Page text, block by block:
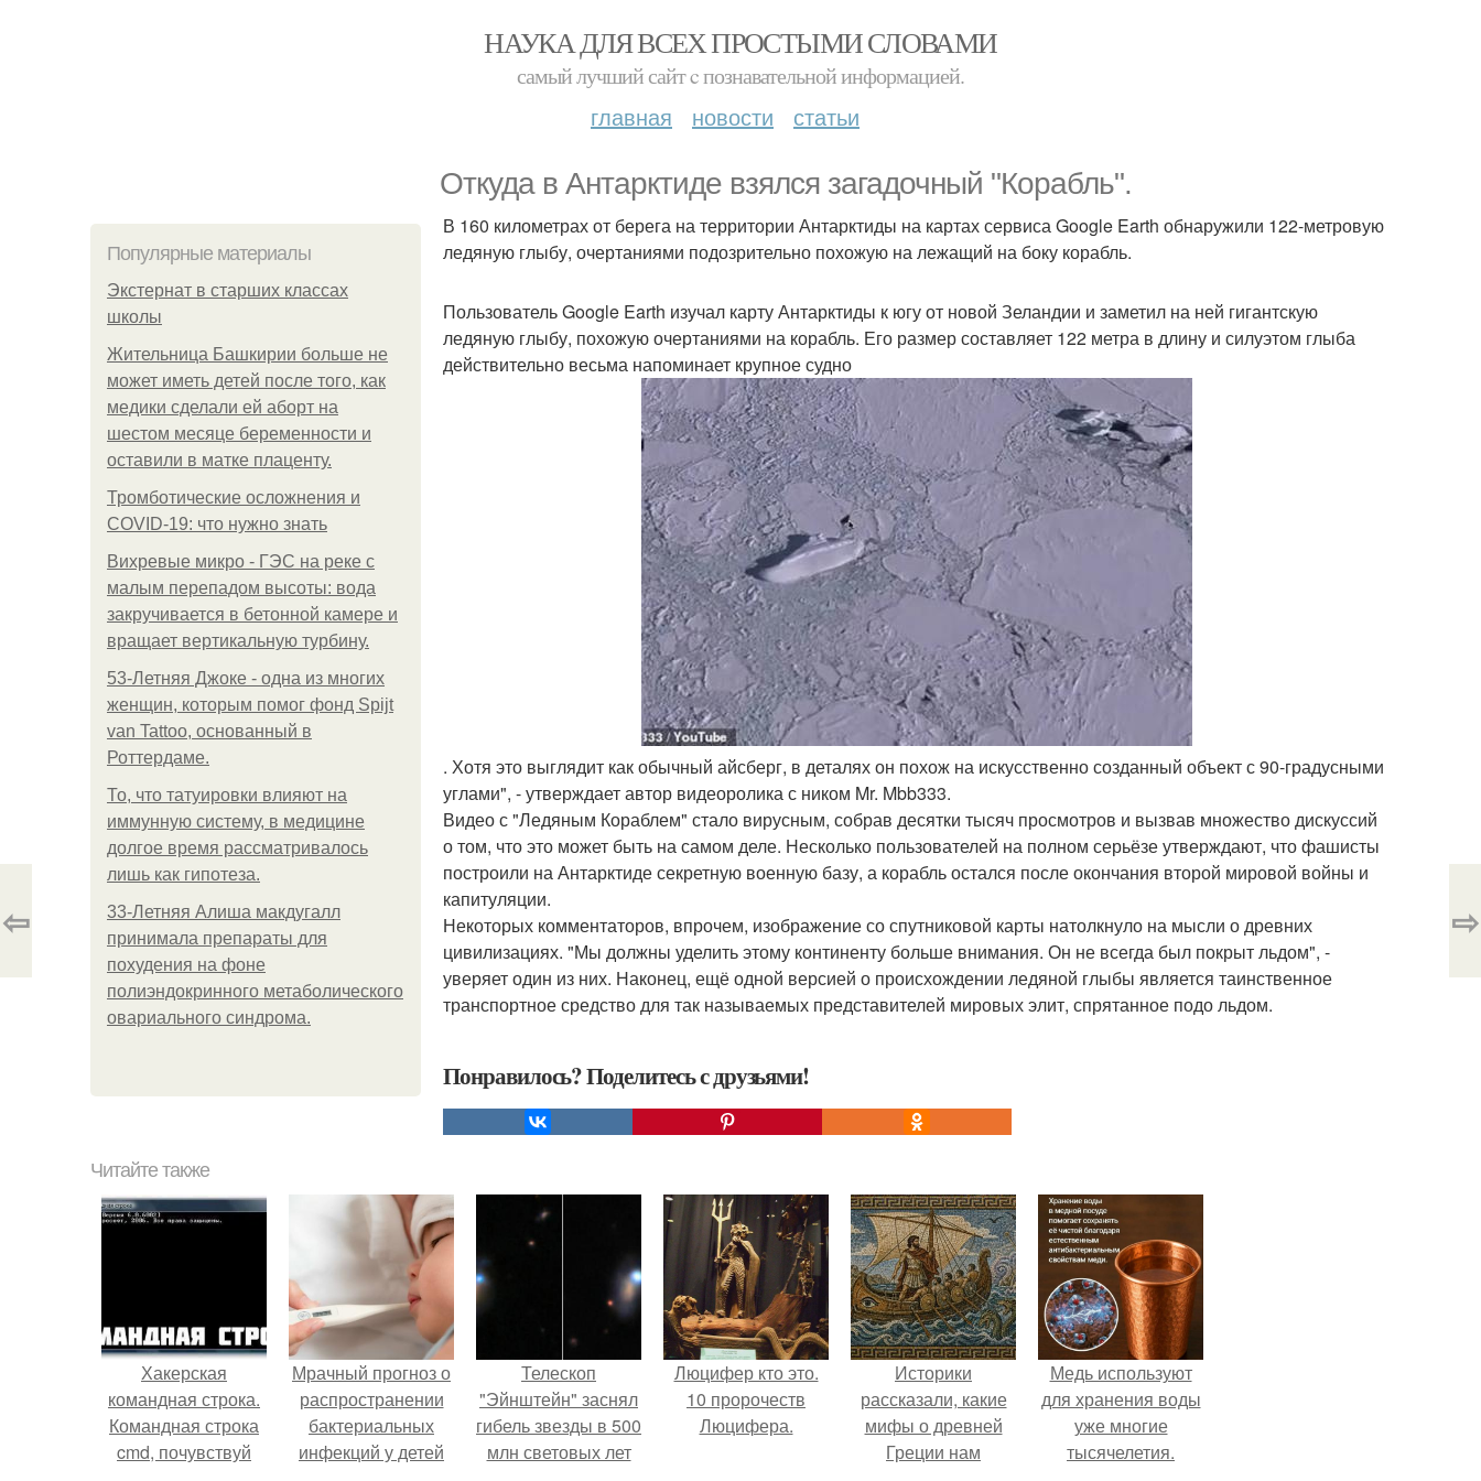
НАУКА ДЛЯ ВСЕХ ПРОСТЫМИ СЛОВАМИ
самый лучший сайт c познавательной информацией.
главная новости статьи
Откуда в Антарктиде взялся загадочный "Корабль".
Популярные материалы
Экстернат в старших классах
школы
Жительница Башкирии больше не
может иметь детей после того, как
медики сделали ей аборт на
шестом месяце беременности и
оставили в матке плаценту.
Тромботические осложнения и
COVID-19: что нужно знать
Вихревые микро - ГЭС на реке с
малым перепадом высоты: вода
закручивается в бетонной камере и
вращает вертикальную турбину.
53-Летняя Джоке - одна из многих
женщин, которым помог фонд Spijt
van Tattoo, основанный в
Роттердаме.
То, что татуировки влияют на
иммунную систему, в медицине
долгое время рассматривалось
лишь как гипотеза.
33-Летняя Алиша макдугалл
принимала препараты для
похудения на фоне
полиэндокринного метаболического
овариального синдрома.
В 160 километрах от берега на территории Антарктиды на картах сервиса Google Earth обнаружили 122-метровую
ледяную глыбу, очертаниями подозрительно похожую на лежащий на боку корабль.
Пользователь Google Earth изучал карту Антарктиды к югу от новой Зеландии и заметил на ней гигантскую
ледяную глыбу, похожую очертаниями на корабль. Его размер составляет 122 метра в длину и силуэтом глыба
действительно весьма напоминает крупное судно
. Хотя это выглядит как обычный айсберг, в деталях он похож на искусственно созданный объект с 90-градусными
углами", - утверждает автор видеоролика с ником Mr. Mbb333.
Видео с "Ледяным Кораблем" стало вирусным, собрав десятки тысяч просмотров и вызвав множество дискуссий
о том, что это может быть на самом деле. Несколько пользователей на полном серьёзе утверждают, что фашисты
построили на Антарктиде секретную военную базу, а корабль остался после окончания второй мировой войны и
капитуляции.
Некоторых комментаторов, впрочем, изображение со спутниковой карты натолкнуло на мысли о древних
цивилизациях. "Мы должны уделить этому континенту больше внимания. Он не всегда был покрыт льдом", -
уверяет один из них. Наконец, ещё одной версией о происхождении ледяной глыбы является таинственное
транспортное средство для так называемых представителей мировых элит, спрятанное подо льдом.
Понравилось? Поделитесь с друзьями!
⇦ ⇨
Читайте также
Хакерская
командная строка.
Командная строка
cmd, почувствуй
Мрачный прогноз о
распространении
бактериальных
инфекций у детей
Телескоп
"Эйнштейн" заснял
гибель звезды в 500
млн световых лет
Люцифер кто это.
10 пророчеств
Люцифера.
Историки
рассказали, какие
мифы о древней
Греции нам
Медь используют
для хранения воды
уже многие
тысячелетия.